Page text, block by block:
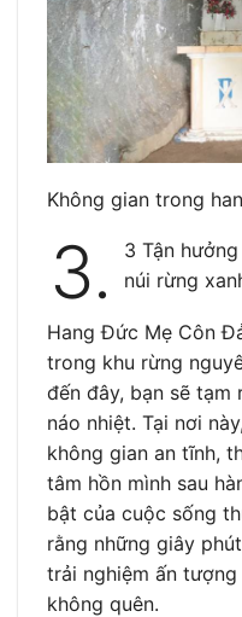
Không gian trong
3.
3 Tận
núi rừng
Hang Đức Mẹ Côn
trong khu rừng
đến đây, bạn sẽ tạm
náo nhiệt. Tại nơi
không gian an tĩnh,
tâm hồn mình sau
bật của cuộc sống
rằng những giây
trải nghiệm ấn
không quên.